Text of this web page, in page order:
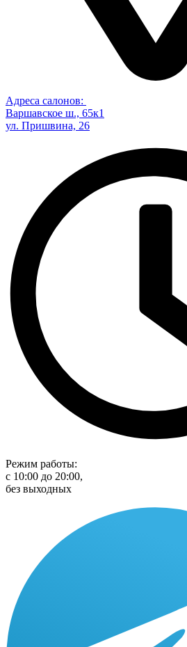
Адреса салонов:
Варшавское ш., 65к1
ул. Пришвина, 26
Режим работы:
с 10:00 до 20:00,
без выходных